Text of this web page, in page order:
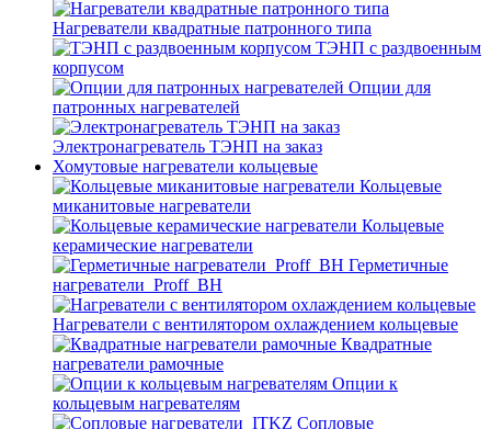
Нагреватели квадратные патронного типа
ТЭНП с раздвоенным
корпусом
Опции для
патронных нагревателей
Электронагреватель ТЭНП на заказ
Хомутовые нагреватели кольцевые
Кольцевые
миканитовые нагреватели
Кольцевые
керамические нагреватели
Герметичные
нагреватели_Proff_BH
Нагреватели с вентилятором охлаждением кольцевые
Квадратные
нагреватели рамочные
Опции к
кольцевым нагревателям
Cопловые